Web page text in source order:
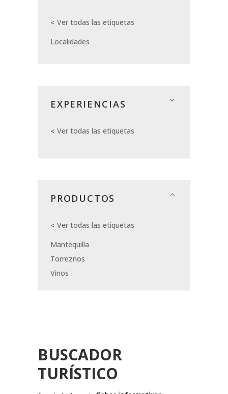
Ver todas las etiquetas
Localidades
EXPERIENCIAS
Ver todas las etiquetas
PRODUCTOS
Ver todas las etiquetas
Mantequilla
Torreznos
Vinos
BUSCADOR
TURÍSTICO